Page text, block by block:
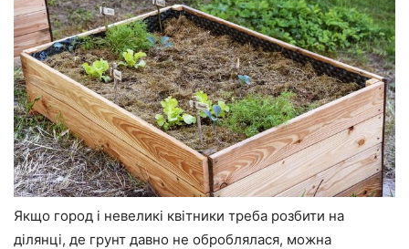
Якщо город і невеликі квітники треба розбити на
ділянці, де грунт давно не оброблялася, можна